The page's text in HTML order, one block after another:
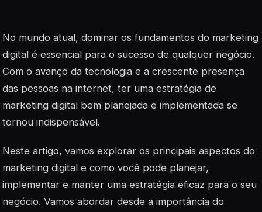
No mundo atual, dominar os fundamentos do marketing
digital é essencial para o sucesso de qualquer negócio.
Com o avanço da tecnologia e a crescente presença
das pessoas na internet, ter uma estratégia de
marketing digital bem planejada e implementada se
tornou indispensável.
Neste artigo, vamos explorar os principais aspectos do
marketing digital e como você pode planejar,
implementar e manter uma estratégia eficaz para o seu
negócio. Vamos abordar desde a importância do